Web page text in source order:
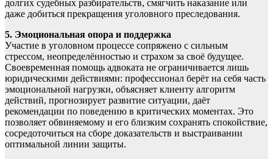
долгих судебных разбирательств, смягчить наказание или
даже добиться прекращения уголовного преследования.
5. Эмоциональная опора и поддержка
Участие в уголовном процессе сопряжено с сильным
стрессом, неопределённостью и страхом за своё будущее.
Своевременная помощь адвоката не ограничивается лишь
юридическими действиями: профессионал берёт на себя часть
эмоциональной нагрузки, объясняет клиенту алгоритм
действий, прогнозирует развитие ситуации, даёт
рекомендации по поведению в критических моментах. Это
позволяет обвиняемому и его близким сохранять спокойствие,
сосредоточиться на сборе доказательств и выстраивании
оптимальной линии защиты.